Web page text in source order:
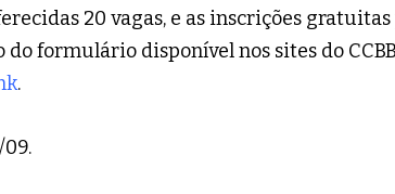
20 vagas, e as inscrições
formulário disponível nos sites do
.